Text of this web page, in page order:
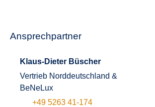
Ansprechpartner
Klaus-Dieter Büscher
Vertrieb Norddeutschland &
BeNeLux
+49 5263 41-174